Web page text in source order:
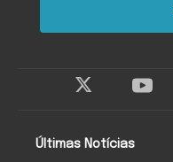
Últimas Notícias